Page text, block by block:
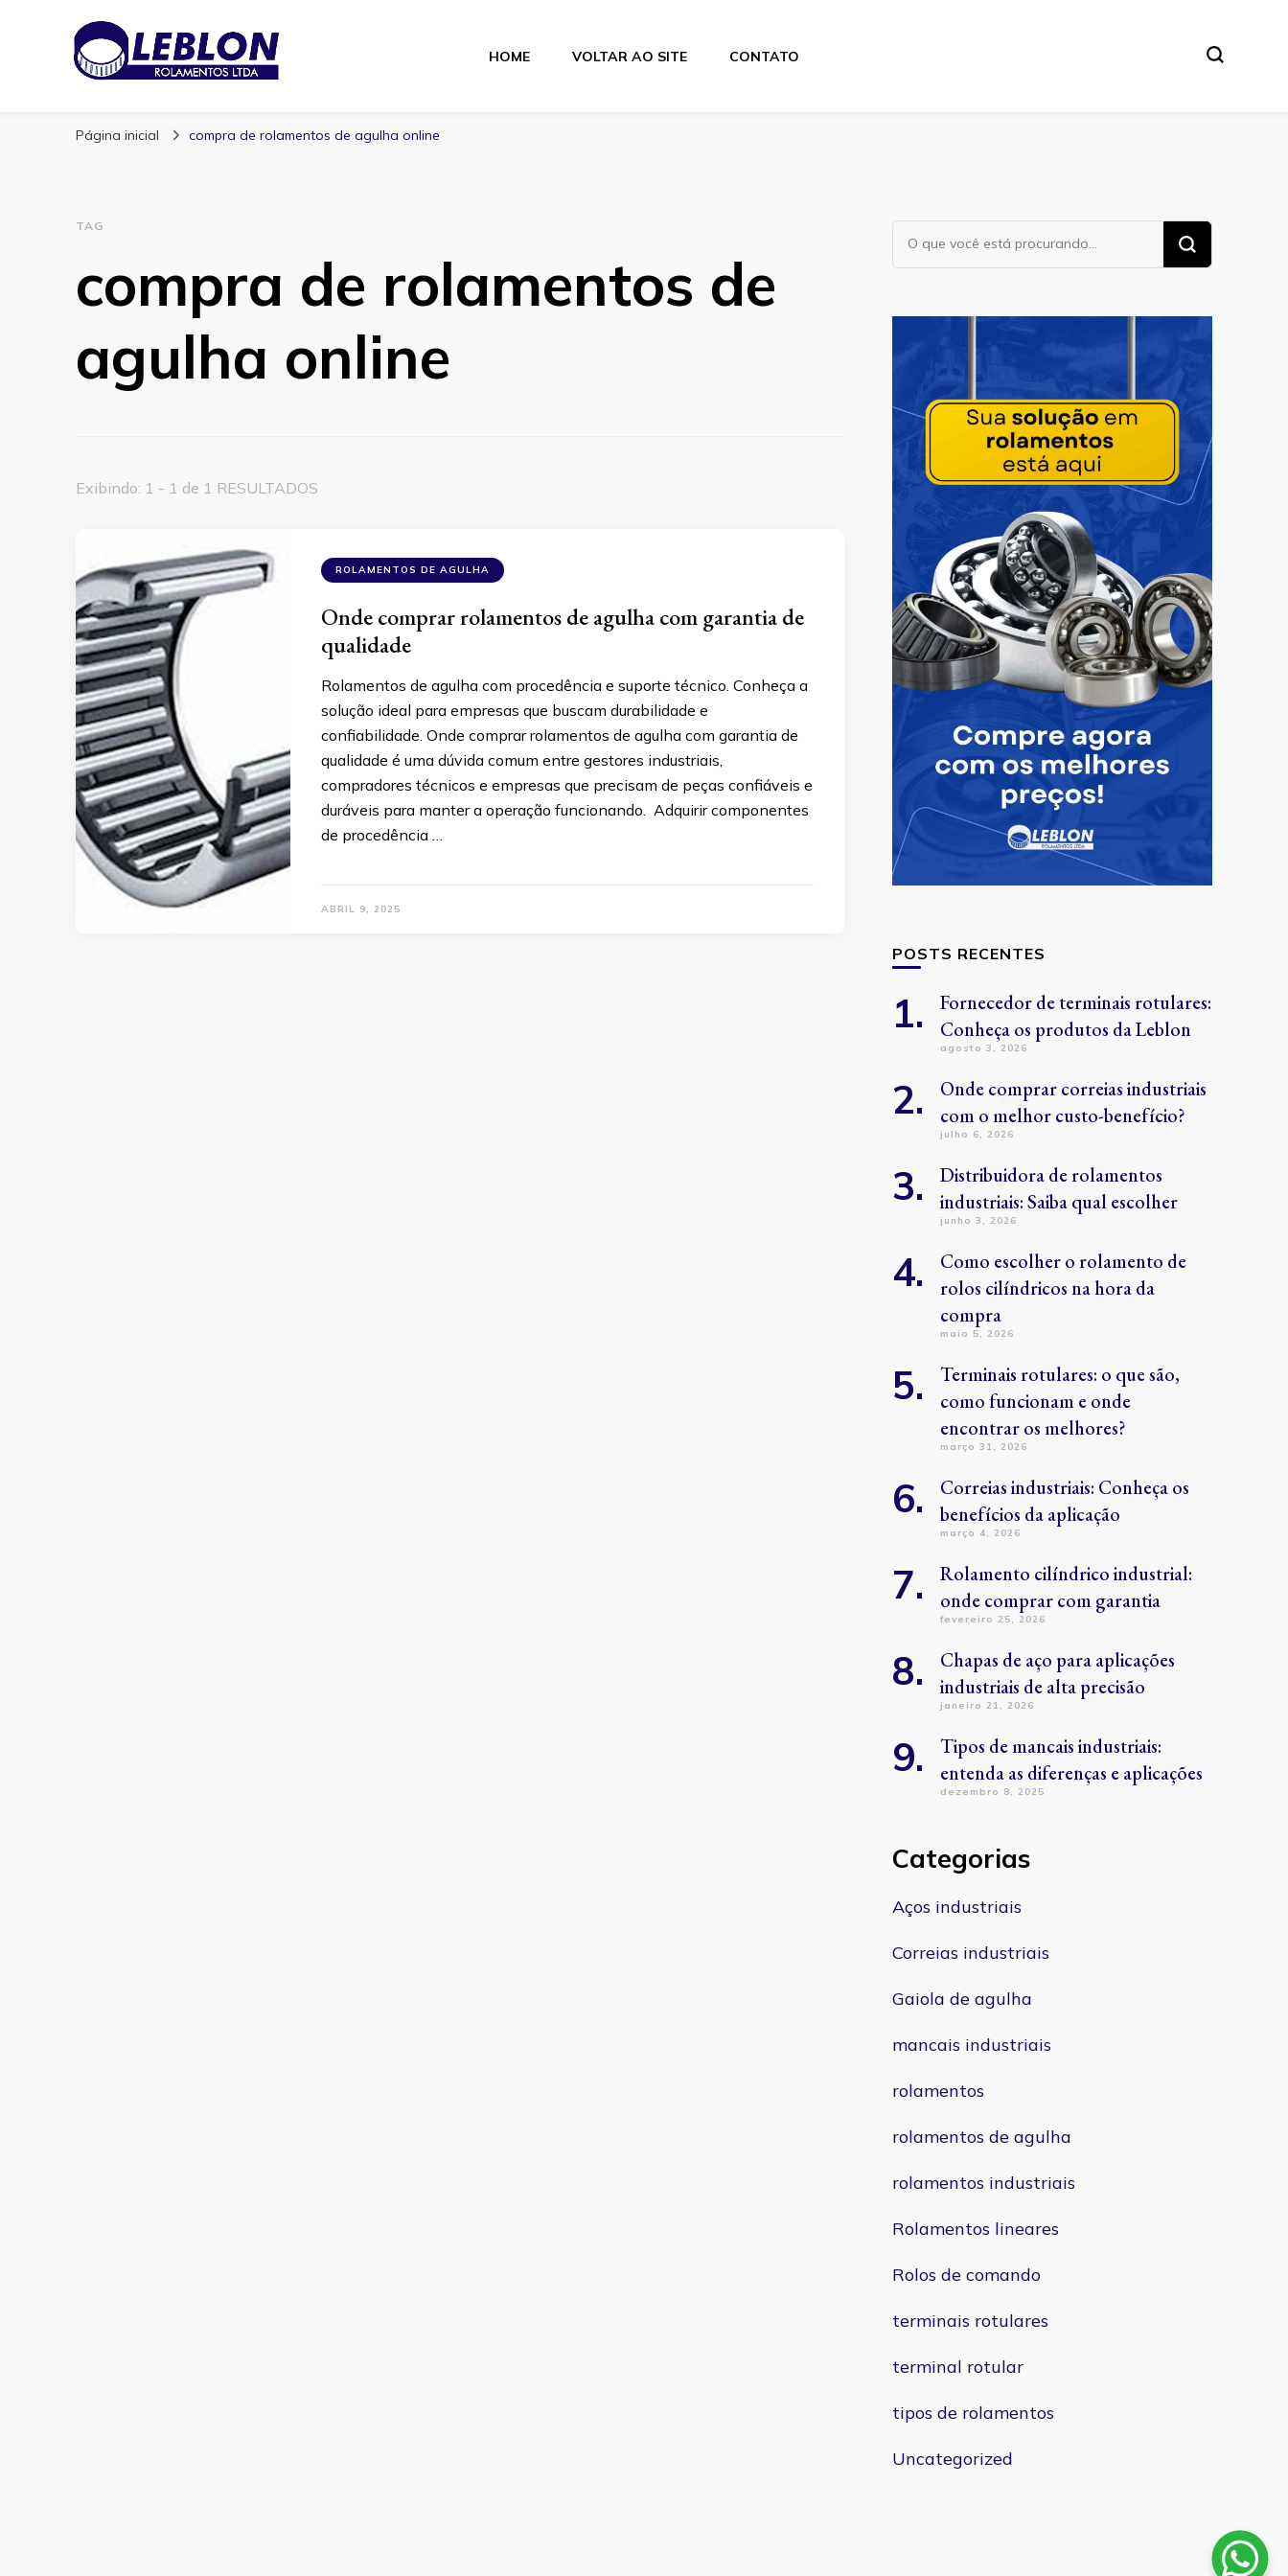
Blog | Leblon Rolamentos
HOME VOLTAR AO SITE CONTATO
Página inicial compra de rolamentos de agulha online
TAG
compra de rolamentos de
agulha online
Exibindo: 1 - 1 de 1 RESULTADOS
ROLAMENTOS DE AGULHA
Onde comprar rolamentos de agulha com garantia de
qualidade
Rolamentos de agulha com procedência e suporte técnico. Conheça a
solução ideal para empresas que buscam durabilidade e
confiabilidade. Onde comprar rolamentos de agulha com garantia de
qualidade é uma dúvida comum entre gestores industriais,
compradores técnicos e empresas que precisam de peças confiáveis e
duráveis para manter a operação funcionando. Adquirir componentes
de procedência …
ABRIL 9, 2025
Procurando
algo?
POSTS RECENTES
Fornecedor de terminais rotulares:
Conheça os produtos da Leblon
agosto 3, 2026
Onde comprar correias industriais
com o melhor custo-benefício?
julho 6, 2026
Distribuidora de rolamentos
industriais: Saiba qual escolher
junho 3, 2026
Como escolher o rolamento de
rolos cilíndricos na hora da
compra
maio 5, 2026
Terminais rotulares: o que são,
como funcionam e onde
encontrar os melhores?
março 31, 2026
Correias industriais: Conheça os
benefícios da aplicação
março 4, 2026
Rolamento cilíndrico industrial:
onde comprar com garantia
fevereiro 25, 2026
Chapas de aço para aplicações
industriais de alta precisão
janeiro 21, 2026
Tipos de mancais industriais:
entenda as diferenças e aplicações
dezembro 8, 2025
Categorias
Aços industriais
Correias industriais
Gaiola de agulha
mancais industriais
rolamentos
rolamentos de agulha
rolamentos industriais
Rolamentos lineares
Rolos de comando
terminais rotulares
terminal rotular
tipos de rolamentos
Uncategorized